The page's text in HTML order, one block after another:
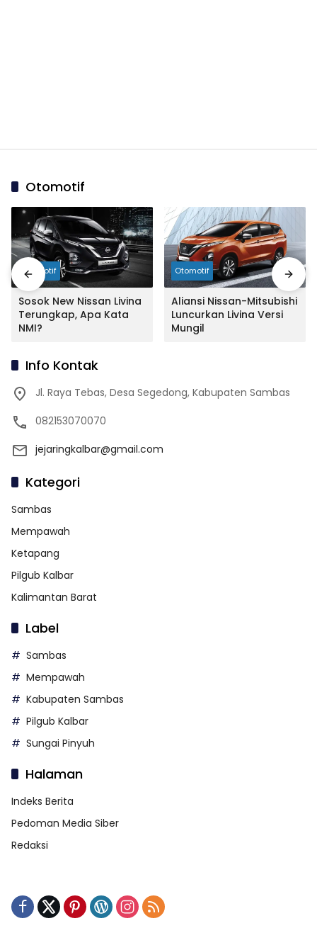
Otomotif
Otomotif
Sosok New Nissan Livina
Terungkap, Apa Kata
NMI?
Otomotif
Aliansi Nissan-Mitsubishi
Luncurkan Livina Versi
Mungil
Info Kontak
Jl. Raya Tebas, Desa Segedong, Kabupaten Sambas
082153070070
jejaringkalbar@gmail.com
Kategori
Sambas
Mempawah
Ketapang
Pilgub Kalbar
Kalimantan Barat
Label
Sambas
Mempawah
Kabupaten Sambas
Pilgub Kalbar
Sungai Pinyuh
Halaman
Indeks Berita
Pedoman Media Siber
Redaksi